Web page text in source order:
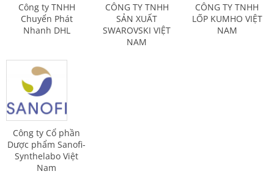
Công ty TNHH
Chuyển Phát
Nhanh DHL
CÔNG TY TNHH
SẢN XUẤT
SWAROVSKI VIỆT
NAM
CÔNG TY TNHH
LỐP KUMHO VIỆT
NAM
Công ty Cổ phần
Dược phẩm Sanofi-
Synthelabo Việt
Nam